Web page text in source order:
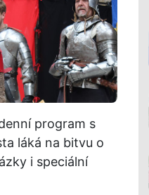
program s
láká na bitvu o
i speciální